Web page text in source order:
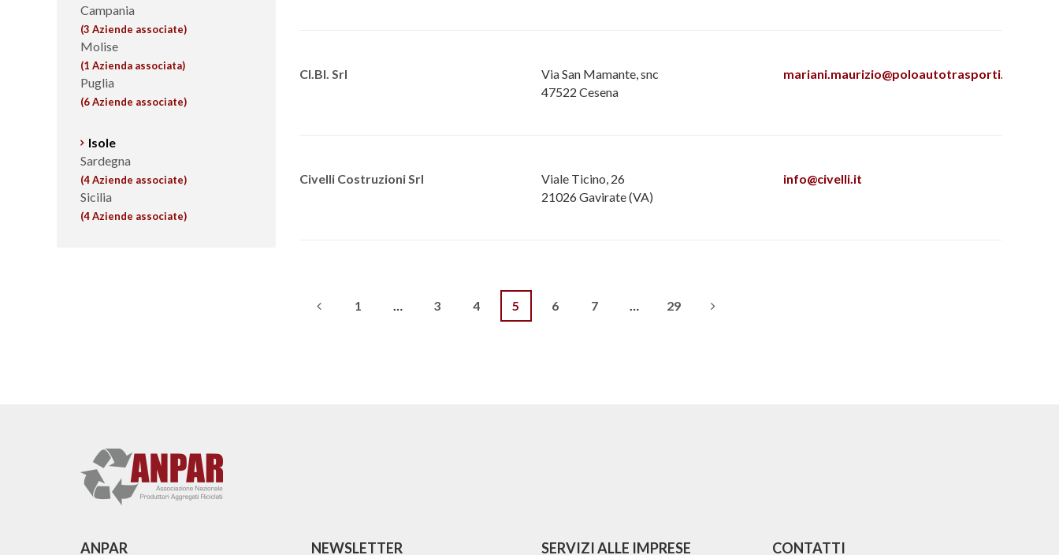
CI.BI. Srl
Via San Mamante, snc
47522 Cesena
mariani.maurizio@poloautotrasporti.it
Civelli Costruzioni Srl
Viale Ticino, 26
21026 Gavirate (VA)
info@civelli.it
1 … 3 4 5 6 7 … 29
Campania
(3 Aziende associate)
Molise
(1 Azienda associata)
Puglia
(6 Aziende associate)
Isole
Sardegna
(4 Aziende associate)
Sicilia
(4 Aziende associate)
ANPAR NEWSLETTER SERVIZI ALLE IMPRESE CONTATTI